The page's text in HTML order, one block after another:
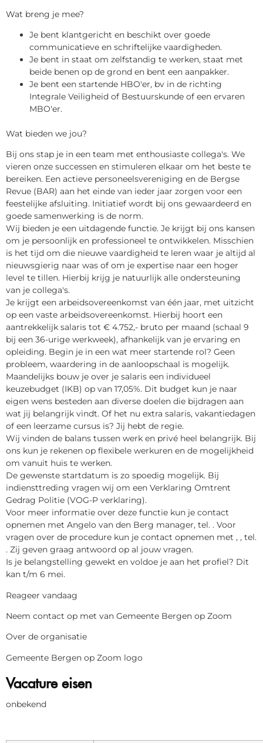
Wat breng je mee?
Je bent klantgericht en beschikt over goede
communicatieve en schriftelijke vaardigheden.
Je bent in staat om zelfstandig te werken, staat met
beide benen op de grond en bent een aanpakker.
Je bent een startende HBO'er, bv in de richting
Integrale Veiligheid of Bestuurskunde of een ervaren
MBO'er.
Wat bieden we jou?
Bij ons stap je in een team met enthousiaste collega's. We
vieren onze successen en stimuleren elkaar om het beste te
bereiken. Een actieve personeelsvereniging en de Bergse
Revue (BAR) aan het einde van ieder jaar zorgen voor een
feestelijke afsluiting. Initiatief wordt bij ons gewaardeerd en
goede samenwerking is de norm.
Wij bieden je een uitdagende functie. Je krijgt bij ons kansen
om je persoonlijk en professioneel te ontwikkelen. Misschien
is het tijd om die nieuwe vaardigheid te leren waar je altijd al
nieuwsgierig naar was of om je expertise naar een hoger
level te tillen. Hierbij krijg je natuurlijk alle ondersteuning
van je collega's.
Je krijgt een arbeidsovereenkomst van één jaar, met uitzicht
op een vaste arbeidsovereenkomst. Hierbij hoort een
aantrekkelijk salaris tot € 4.752,- bruto per maand (schaal 9
bij een 36-urige werkweek), afhankelijk van je ervaring en
opleiding. Begin je in een wat meer startende rol? Geen
probleem, waardering in de aanloopschaal is mogelijk.
Maandelijks bouw je over je salaris een individueel
keuzebudget (IKB) op van 17,05%. Dit budget kun je naar
eigen wens besteden aan diverse doelen die bijdragen aan
wat jij belangrijk vindt. Of het nu extra salaris, vakantiedagen
of een leerzame cursus is? Jij hebt de regie.
Wij vinden de balans tussen werk en privé heel belangrijk. Bij
ons kun je rekenen op flexibele werkuren en de mogelijkheid
om vanuit huis te werken.
De gewenste startdatum is zo spoedig mogelijk. Bij
indiensttreding vragen wij om een Verklaring Omtrent
Gedrag Politie (VOG-P verklaring).
Voor meer informatie over deze functie kun je contact
opnemen met Angelo van den Berg manager, tel. . Voor
vragen over de procedure kun je contact opnemen met , , tel.
. Zij geven graag antwoord op al jouw vragen.
Is je belangstelling gewekt en voldoe je aan het profiel? Dit
kan t/m 6 mei.
Reageer vandaag
Neem contact op met van Gemeente Bergen op Zoom
Over de organisatie
Gemeente Bergen op Zoom logo
Vacature eisen
onbekend